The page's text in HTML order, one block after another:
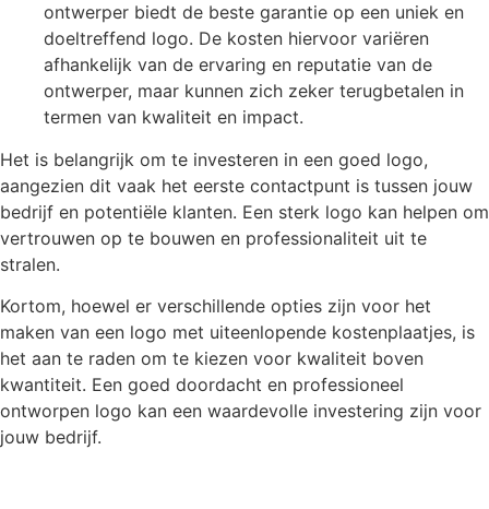
ontwerper biedt de beste garantie op een uniek en
doeltreffend logo. De kosten hiervoor variëren
afhankelijk van de ervaring en reputatie van de
ontwerper, maar kunnen zich zeker terugbetalen in
termen van kwaliteit en impact.
Het is belangrijk om te investeren in een goed logo,
aangezien dit vaak het eerste contactpunt is tussen jouw
bedrijf en potentiële klanten. Een sterk logo kan helpen om
vertrouwen op te bouwen en professionaliteit uit te
stralen.
Kortom, hoewel er verschillende opties zijn voor het
maken van een logo met uiteenlopende kostenplaatjes, is
het aan te raden om te kiezen voor kwaliteit boven
kwantiteit. Een goed doordacht en professioneel
ontworpen logo kan een waardevolle investering zijn voor
jouw bedrijf.